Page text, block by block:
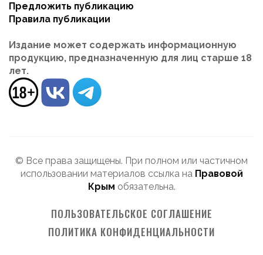
Предложить публикацию
Правила публикации
Издание может содержать информационную
продукцию, предназначенную для лиц старше 18
лет.
© Все права защищены. При полном или частичном
использовании материалов ссылка на Правовой
Крым обязательна.
ПОЛЬЗОВАТЕЛЬСКОЕ СОГЛАШЕНИЕ
ПОЛИТИКА КОНФИДЕНЦИАЛЬНОСТИ